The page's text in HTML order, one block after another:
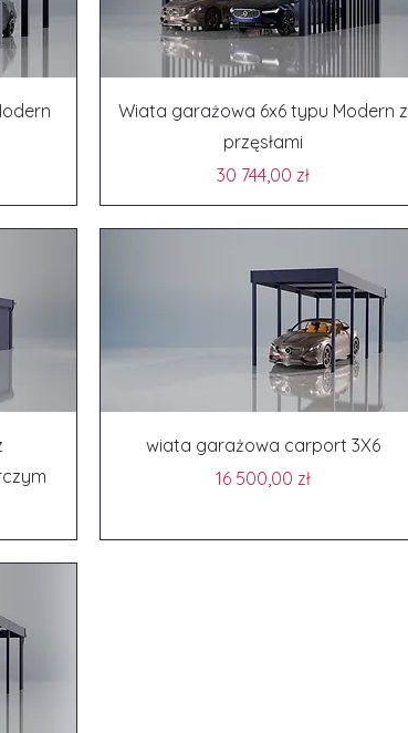
Wiata garażowa 6x6 typu Modern z
przęsłami
Cena
30 744,00 zł
wiata garażowa carport 3X6
Cena
16 500,00 zł